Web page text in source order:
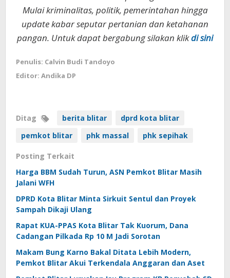
Mulai kriminalitas, politik, pemerintahan hingga
update kabar seputar pertanian dan ketahanan
pangan. Untuk dapat bergabung silakan klikdi sini
Penulis: Calvin Budi Tandoyo
Editor: Andika DP
Ditag berita blitar
dprd kota blitar
pemkot blitar
phk massal phk sepihak
Posting Terkait
Harga BBM Sudah Turun, ASN Pemkot Blitar Masih
Jalani WFH
DPRD Kota Blitar Minta Sirkuit Sentul dan Proyek
Sampah Dikaji Ulang
Rapat KUA-PPAS Kota Blitar Tak Kuorum, Dana
Cadangan Pilkada Rp 10 M Jadi Sorotan
Makam Bung Karno Bakal Ditata Lebih Modern,
Pemkot Blitar Akui Terkendala Anggaran dan Aset